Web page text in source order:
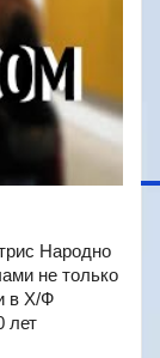
Народно
не только
в Х/Ф
лет